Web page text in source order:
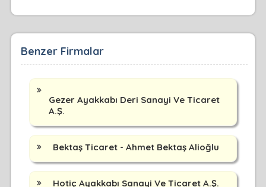
Benzer Firmalar
Gezer Ayakkabı Deri Sanayi Ve Ticaret
A.Ş.
Bektaş Ticaret - Ahmet Bektaş Alioğlu
Hotiç Ayakkabı Sanayi Ve Ticaret A.Ş.